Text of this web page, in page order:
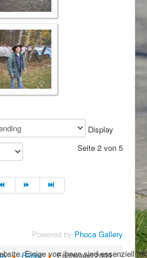
Display
Seite 2 von 5
Powered by Phoca Gallery
Bilder Fuchsjagd 2009
Einige von ihnen sind essenziell für